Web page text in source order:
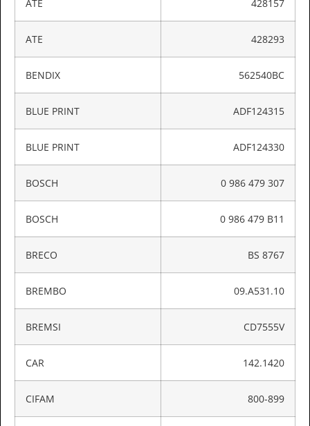
ATE 428157
ATE 428293
BENDIX 562540BC
BLUE PRINT ADF124315
BLUE PRINT ADF124330
BOSCH 0 986 479 307
BOSCH 0 986 479 B11
BRECO BS 8767
BREMBO 09.A531.10
BREMSI CD7555V
CAR 142.1420
CIFAM 800-899